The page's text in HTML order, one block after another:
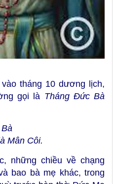
tháng 10 dương lịch,
gọi là Tháng Đức Bà
Mân Côi.
những chiều về chạng
bao bà mẹ khác, trong